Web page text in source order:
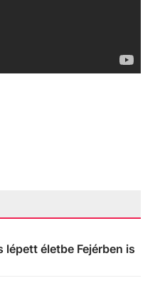
életbe Fejérben is